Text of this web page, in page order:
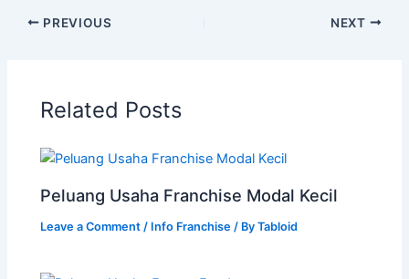
PREVIOUS NEXT
Related Posts
Peluang Usaha Franchise Modal Kecil
Leave a Comment / Info Franchise / ByTabloid